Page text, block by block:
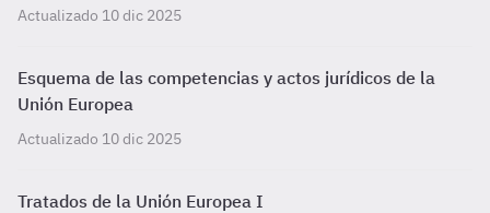
Actualizado 10 dic 2025
Esquema de las competencias y actos jurídicos de la
Unión Europea
Actualizado 10 dic 2025
Tratados de la Unión Europea I